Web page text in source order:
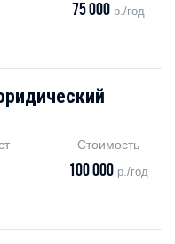
75 000 р./год
Стоимость
100 000 р./год